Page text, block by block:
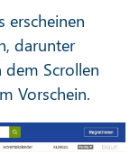
erscheinen
darunter
dem Scrollen
Vorschein.